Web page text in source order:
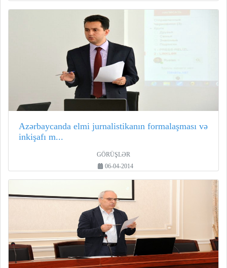
Azərbaycanda elmi jurnalistikanın formalaşması və
inkişafı m...
GÖRÜŞLƏR
06-04-2014